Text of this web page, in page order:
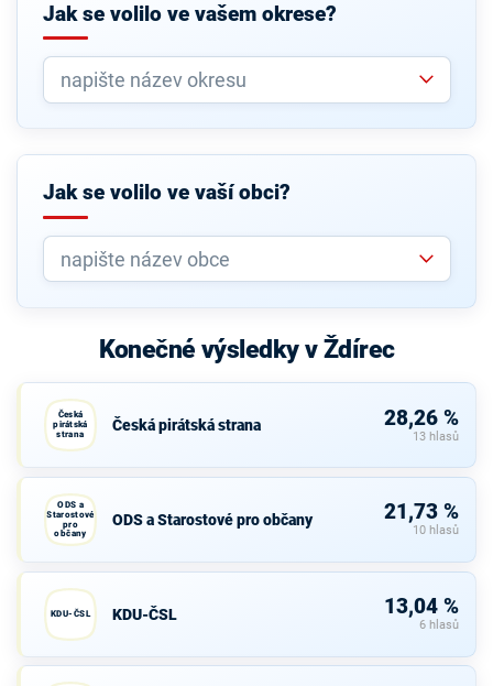
Jak se volilo ve vašem okrese?
Jak se volilo ve vaší obci?
Konečné výsledky v Ždírec
Česká
pirátská
strana
Česká pirátská strana 28,26 %
13 hlasů
ODS a
Starostové
pro
občany
ODS a Starostové pro občany 21,73 %
10 hlasů
KDU-ČSL KDU-ČSL 13,04 %
6 hlasů